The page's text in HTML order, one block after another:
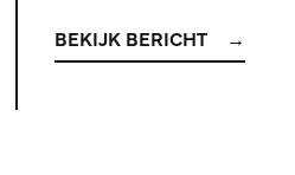
BEKIJK BERICHT